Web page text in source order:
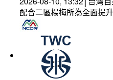
配合二區楊梅所為全面提